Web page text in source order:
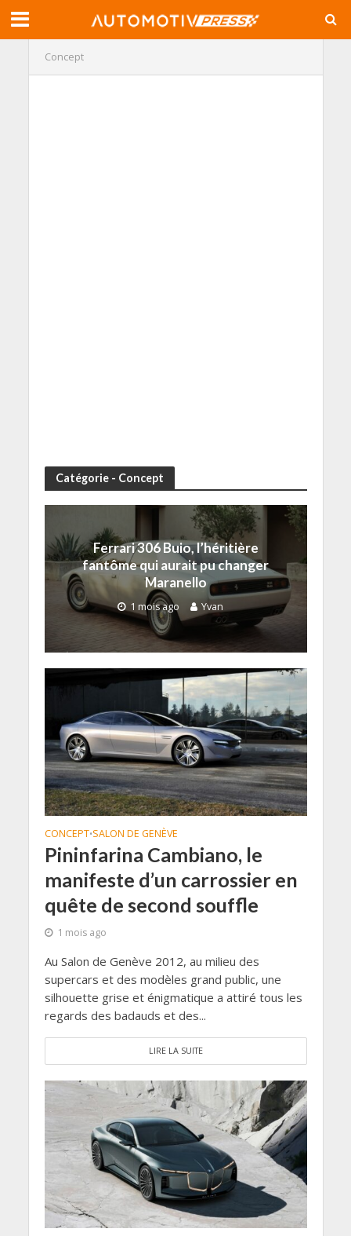
Concept
Catégorie - Concept
Ferrari 306 Buio, l’héritière
fantôme qui aurait pu changer
Maranello
1 mois ago Yvan
CONCEPT•SALON DE GENÈVE
Pininfarina Cambiano, le
manifeste d’un carrossier en
quête de second souffle
1 mois ago
Au Salon de Genève 2012, au milieu des
supercars et des modèles grand public, une
silhouette grise et énigmatique a attiré tous les
regards des badauds et des...
LIRE LA SUITE